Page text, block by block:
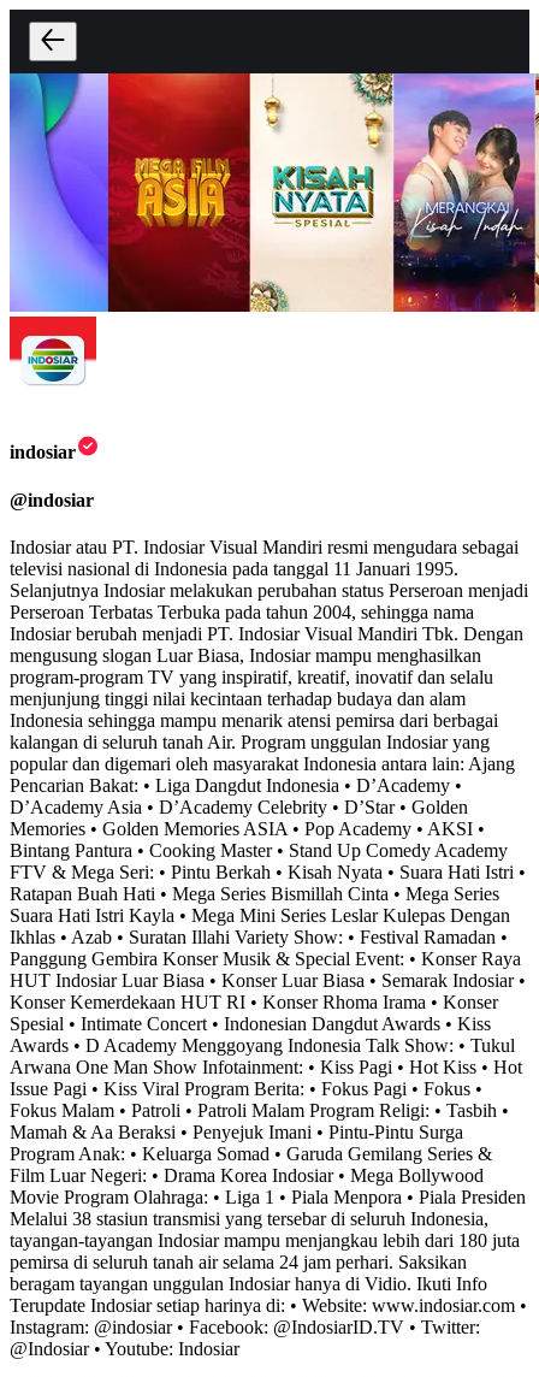
indosiar
@indosiar
Indosiar atau PT. Indosiar Visual Mandiri resmi mengudara sebagai
televisi nasional di Indonesia pada tanggal 11 Januari 1995.
Selanjutnya Indosiar melakukan perubahan status Perseroan menjadi
Perseroan Terbatas Terbuka pada tahun 2004, sehingga nama
Indosiar berubah menjadi PT. Indosiar Visual Mandiri Tbk. Dengan
mengusung slogan Luar Biasa, Indosiar mampu menghasilkan
program-program TV yang inspiratif, kreatif, inovatif dan selalu
menjunjung tinggi nilai kecintaan terhadap budaya dan alam
Indonesia sehingga mampu menarik atensi pemirsa dari berbagai
kalangan di seluruh tanah Air. Program unggulan Indosiar yang
popular dan digemari oleh masyarakat Indonesia antara lain: Ajang
Pencarian Bakat: • Liga Dangdut Indonesia • D’Academy •
D’Academy Asia • D’Academy Celebrity • D’Star • Golden
Memories • Golden Memories ASIA • Pop Academy • AKSI •
Bintang Pantura • Cooking Master • Stand Up Comedy Academy
FTV & Mega Seri: • Pintu Berkah • Kisah Nyata • Suara Hati Istri •
Ratapan Buah Hati • Mega Series Bismillah Cinta • Mega Series
Suara Hati Istri Kayla • Mega Mini Series Leslar Kulepas Dengan
Ikhlas • Azab • Suratan Illahi Variety Show: • Festival Ramadan •
Panggung Gembira Konser Musik & Special Event: • Konser Raya
HUT Indosiar Luar Biasa • Konser Luar Biasa • Semarak Indosiar •
Konser Kemerdekaan HUT RI • Konser Rhoma Irama • Konser
Spesial • Intimate Concert • Indonesian Dangdut Awards • Kiss
Awards • D Academy Menggoyang Indonesia Talk Show: • Tukul
Arwana One Man Show Infotainment: • Kiss Pagi • Hot Kiss • Hot
Issue Pagi • Kiss Viral Program Berita: • Fokus Pagi • Fokus •
Fokus Malam • Patroli • Patroli Malam Program Religi: • Tasbih •
Mamah & Aa Beraksi • Penyejuk Imani • Pintu-Pintu Surga
Program Anak: • Keluarga Somad • Garuda Gemilang Series &
Film Luar Negeri: • Drama Korea Indosiar • Mega Bollywood
Movie Program Olahraga: • Liga 1 • Piala Menpora • Piala Presiden
Melalui 38 stasiun transmisi yang tersebar di seluruh Indonesia,
tayangan-tayangan Indosiar mampu menjangkau lebih dari 180 juta
pemirsa di seluruh tanah air selama 24 jam perhari. Saksikan
beragam tayangan unggulan Indosiar hanya di Vidio. Ikuti Info
Terupdate Indosiar setiap harinya di: • Website: www.indosiar.com •
Instagram: @indosiar • Facebook: @IndosiarID.TV • Twitter:
@Indosiar • Youtube: Indosiar